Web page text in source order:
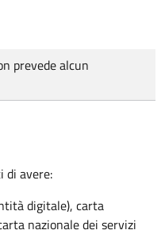
prevede alcun
di avere:
digitale), carta
nazionale dei servizi